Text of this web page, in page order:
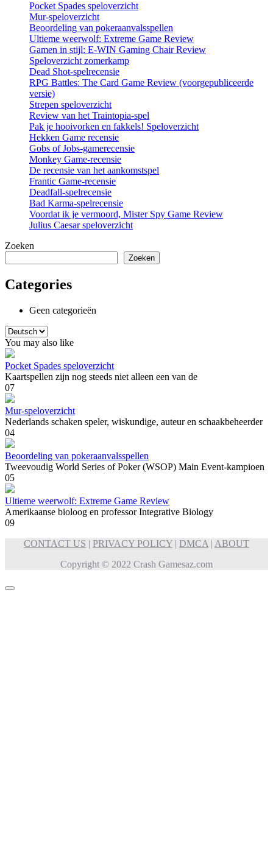
Pocket Spades speloverzicht
Mur-speloverzicht
Beoordeling van pokeraanvalsspellen
Ultieme weerwolf: Extreme Game Review
Gamen in stijl: E-WIN Gaming Chair Review
Speloverzicht zomerkamp
Dead Shot-spelrecensie
RPG Battles: The Card Game Review (voorgepubliceerde
versie)
Strepen speloverzicht
Review van het Traintopia-spel
Pak je hooivorken en fakkels! Speloverzicht
Hekken Game recensie
Gobs of Jobs-gamerecensie
Monkey Game-recensie
De recensie van het aankomstspel
Frantic Game-recensie
Deadfall-spelrecensie
Bad Karma-spelrecensie
Voordat ik je vermoord, Mister Spy Game Review
Julius Caesar speloverzicht
Zoeken
Zoeken
Categories
Geen categorieën
Kies
een
taal
You may also like
Pocket Spades speloverzicht
Kaartspellen zijn nog steeds niet alleen een van de
07
Mur-speloverzicht
Nederlands schaken speler, wiskundige, auteur en schaakbeheerder
04
Beoordeling van pokeraanvalsspellen
Tweevoudig World Series of Poker (WSOP) Main Event-kampioen
05
Ultieme weerwolf: Extreme Game Review
Amerikaanse bioloog en professor Integrative Biology
09
CONTACT US | PRIVACY POLICY | DMCA | ABOUT
Copyright © 2022 Crash Gamesaz.com